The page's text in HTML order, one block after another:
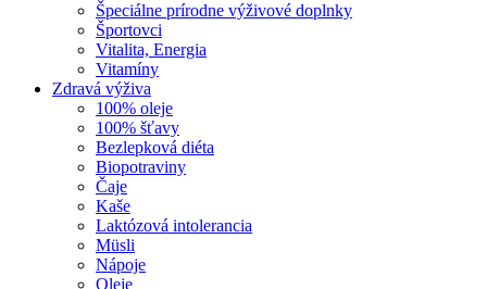
Špeciálne prírodne výživové doplnky
Športovci
Vitalita, Energia
Vitamíny
Zdravá výživa
100% oleje
100% šťavy
Bezlepková diéta
Biopotraviny
Čaje
Kaše
Laktózová intolerancia
Müsli
Nápoje
Oleje